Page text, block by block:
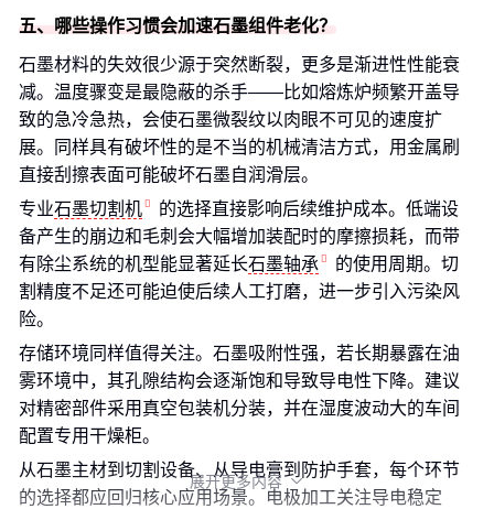
五、哪些操作习惯会加速石墨组件老化？
石墨材料的失效很少源于突然断裂，更多是渐进性性能衰
减。温度骤变是最隐蔽的杀手——比如熔炼炉频繁开盖导
致的急冷急热，会使石墨微裂纹以肉眼不可见的速度扩
展。同样具有破坏性的是不当的机械清洁方式，用金属刷
直接刮擦表面可能破坏石墨自润滑层。
专业石墨切割机
的选择直接影响后续维护成本。低端设
备产生的崩边和毛刺会大幅增加装配时的摩擦损耗，而带
有除尘系统的机型能显著延长石墨轴承
的使用周期。切
割精度不足还可能迫使后续人工打磨，进一步引入污染风
险。
存储环境同样值得关注。石墨吸附性强，若长期暴露在油
雾环境中，其孔隙结构会逐渐饱和导致导电性下降。建议
对精密部件采用真空包装机分装，并在湿度波动大的车间
配置专用干燥柜。
从石墨主材到切割设备、从导电膏到防护手套，每个环节
的选择都应回归核心应用场景。电极加工关注导电稳定
展开更多内容 